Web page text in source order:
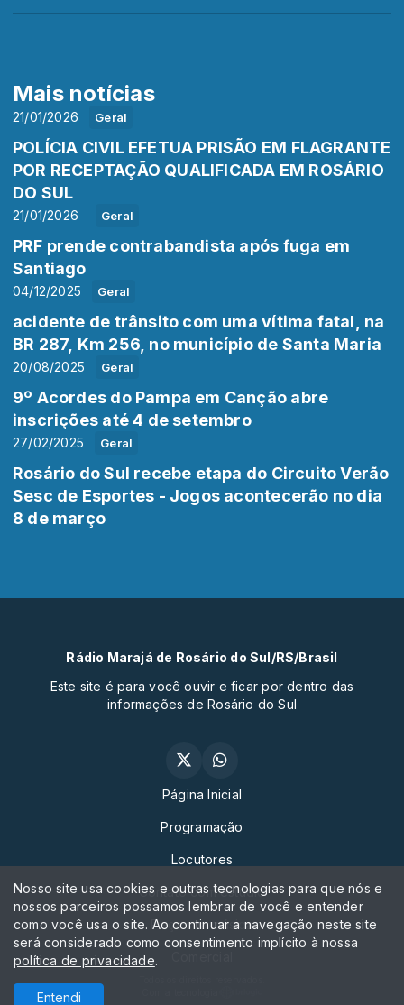
Mais notícias
Geral
21/01/2026
POLÍCIA CIVIL EFETUA PRISÃO EM FLAGRANTE
POR RECEPTAÇÃO QUALIFICADA EM ROSÁRIO
DO SUL
Geral
21/01/2026
PRF prende contrabandista após fuga em
Santiago
Geral
04/12/2025
acidente de trânsito com uma vítima fatal, na
BR 287, Km 256, no município de Santa Maria
Geral
20/08/2025
9º Acordes do Pampa em Canção abre
inscrições até 4 de setembro
Geral
27/02/2025
Rosário do Sul recebe etapa do Circuito Verão
Sesc de Esportes - Jogos acontecerão no dia
8 de março
Rádio Marajá de Rosário do Sul/RS/Brasil
Este site é para você ouvir e ficar por dentro das
informações de Rosário do Sul
Página Inicial
Programação
Locutores
Contato com estudio
Peça sua música
Nosso site usa cookies e outras tecnologias para que nós e
nossos parceiros possamos lembrar de você e entender
como você usa o site. Ao continuar a navegação neste site
será considerado como consentimento implícito à nossa
política de privacidade.
Entendi